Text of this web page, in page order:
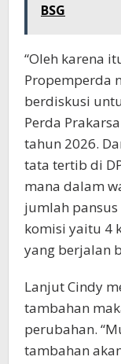
BSG
“Oleh karena
Propemperda
berdiskusi
Perda
tahun 2026.
tata tertib di
mana dalam
jumlah
komisi yaitu 4
yang berjalan
Lanjut Cindy
tambahan
perubahan.
tambahan